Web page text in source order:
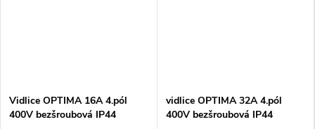
Vidlice OPTIMA 16A 4.pól
400V bezšroubová IP44
vidlice OPTIMA 32A 4.pól
400V bezšroubová IP44